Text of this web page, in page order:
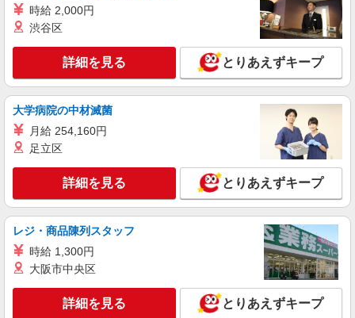
時給 2,000円
渋谷区
詳細を見る とりあえずキープ
大学病院の中材滅菌
月給 254,160円
足立区
詳細を見る とりあえずキープ
レジ・商品陳列スタッフ
時給 1,300円
大阪市中央区
詳細を見る とりあえずキープ